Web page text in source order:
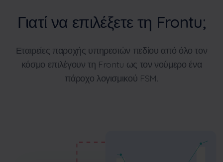
Γιατί να επιλέξετε τη Frontu;
Εταιρείες παροχής υπηρεσιών πεδίου από όλο τον
κόσμο επιλέγουν τη Frontu ως τον νούμερο ένα
πάροχο λογισμικού FSM.